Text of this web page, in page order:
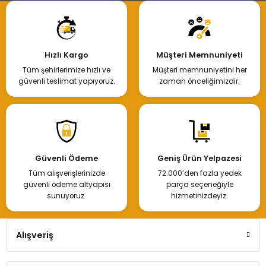
Hızlı Kargo
Tüm şehirlerimize hızlı ve
güvenli teslimat yapıyoruz.
Müşteri Memnuniyeti
Müşteri memnuniyetini her
zaman önceliğimizdir.
Güvenli Ödeme
Tüm alışverişlerinizde
güvenli ödeme altyapısı
sunuyoruz.
Geniş Ürün Yelpazesi
72.000’den fazla yedek
parça seçeneğiyle
hizmetinizdeyiz.
Alışveriş